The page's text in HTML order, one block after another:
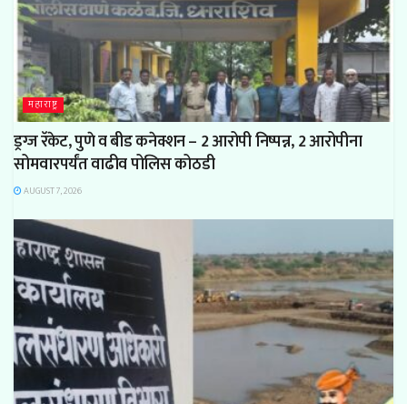
महाराष्ट्र
ड्रग्ज रॅकेट, पुणे व बीड कनेक्शन – 2 आरोपी निष्पन्न, 2 आरोपीना
सोमवारपर्यंत वाढीव पोलिस कोठडी
AUGUST 7, 2026